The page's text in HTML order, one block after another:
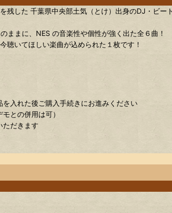
残した 千葉県中央部土気（とけ）出身のDJ・ビー
ままに、NES の音楽性や個性が強く出た全６曲！
聴いてほしい楽曲が込められた１枚です！
入れた後ご購入手続きにお進みください
との併用は可）
ただきます